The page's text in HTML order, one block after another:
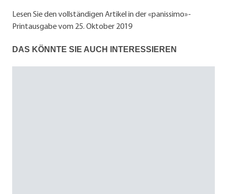
Lesen Sie den vollständigen Artikel in der «panissimo»-
Printausgabe vom 25. Oktober 2019
DAS KÖNNTE SIE AUCH INTERESSIEREN